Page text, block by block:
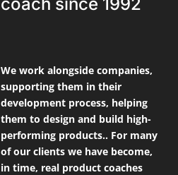
coach since 1992
We work alongside companies,
supporting them in their
development process, helping
them to design and build high-
performing products.. For many
of our clients we have become,
in time, real product coaches